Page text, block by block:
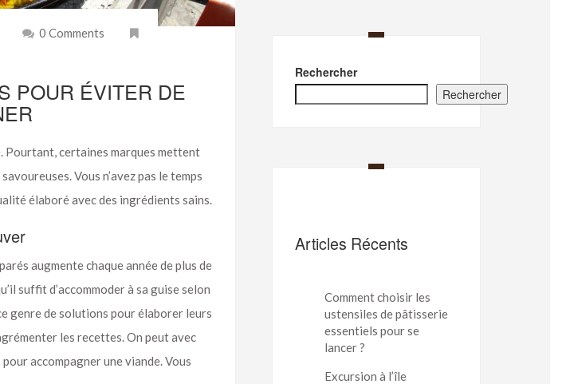
0 Comments
POUR ÉVITER DE
Pourtant, certaines marques mettent
Vous n’avez pas le temps
élaboré avec des ingrédients sains.
augmente chaque année de plus de
suffit d’accommoder à sa guise selon
genre de solutions pour élaborer leurs
les recettes. On peut avec
accompagner une viande. Vous
Rechercher
Rechercher
Articles Récents
Comment choisir les
ustensiles de pâtisserie
essentiels pour se
lancer ?
Excursion à l’île